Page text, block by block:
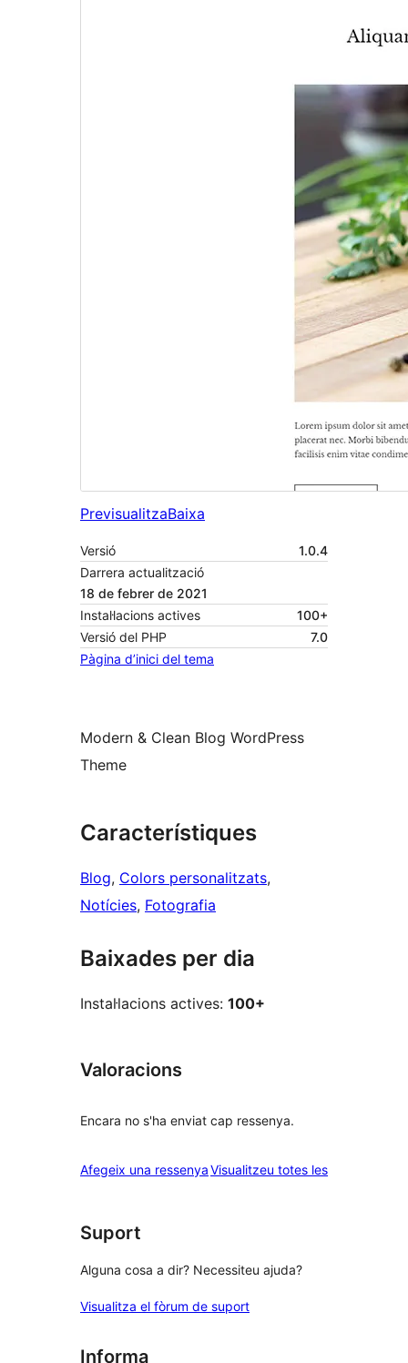
PrevisualitzaBaixa
Versió
1.0.4
Darrera actualització
18 de febrer de 2021
Instal·lacions actives
100+
Versió del PHP
7.0
Pàgina d’inici del tema
Modern & Clean Blog WordPress
Theme
Característiques
Blog, Colors personalitzats
Notícies, Fotografia
Baixades per dia
Instal·lacions actives: 100+
Valoracions
Encara no s'ha enviat cap ressenya.
Afegeix una ressenyaVisualitzeu totes lesressenyes
Suport
Alguna cosa a dir? Necessiteu ajuda?
Visualitza el fòrum de suport
Informa